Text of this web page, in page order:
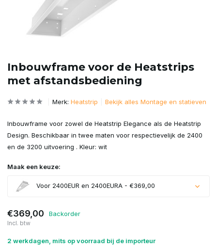
Inbouwframe voor de Heatstrips
met afstandsbediening
Merk: Heatstrip Bekijk alles Montage en statieven
Inbouwframe voor zowel de Heatstrip Elegance als de Heatstrip
Design. Beschikbaar in twee maten voor respectievelijk de 2400
en de 3200 uitvoering . Kleur: wit
Maak een keuze:
Voor 2400EUR en 2400EURA - €369,00
€369,00 Backorder
Incl. btw
2 werkdagen, mits op voorraad bij de importeur